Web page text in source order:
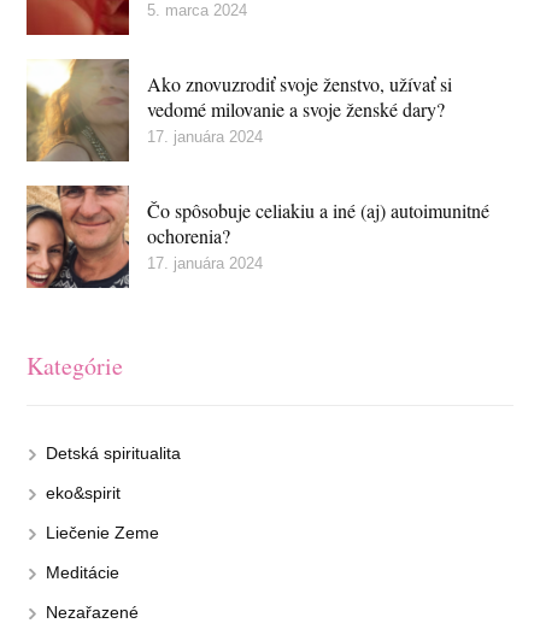
5. marca 2024
Ako znovuzrodiť svoje ženstvo, užívať si
vedomé milovanie a svoje ženské dary?
17. januára 2024
Čo spôsobuje celiakiu a iné (aj) autoimunitné
ochorenia?
17. januára 2024
Kategórie
Detská spiritualita
eko&spirit
Liečenie Zeme
Meditácie
Nezařazené